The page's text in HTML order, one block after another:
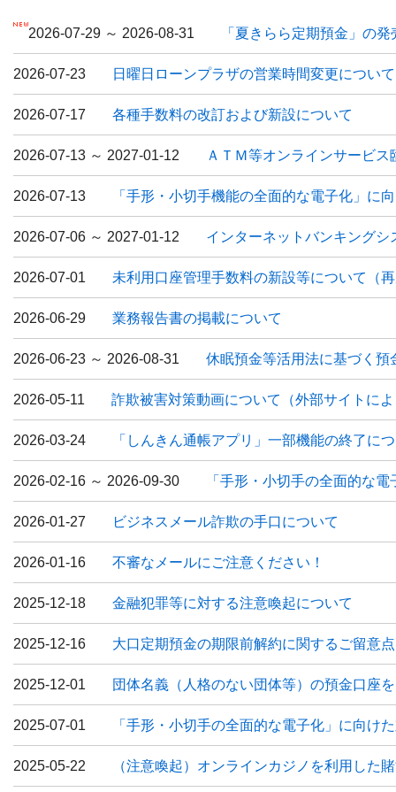
2026-07-29 ～ 2026-08-31 「夏きらら定期預金」の
2026-07-23 日曜日ローンプラザの営業時間変更について
2026-07-17 各種手数料の改訂および新設について
2026-07-13 ～ 2027-01-12 ＡＴＭ等オンラインサービ
2026-07-13 「手形・小切手機能の全面的な電子化」に
2026-07-06 ～ 2027-01-12 インターネットバンキング
2026-07-01 未利用口座管理手数料の新設等について（
2026-06-29 業務報告書の掲載について
2026-06-23 ～ 2026-08-31 休眠預金等活用法に基づく
2026-05-11 詐欺被害対策動画について（外部サイトに
2026-03-24 「しんきん通帳アプリ」一部機能の終了に
2026-02-16 ～ 2026-09-30 「手形・小切手の全面的な
2026-01-27 ビジネスメール詐欺の手口について
2026-01-16 不審なメールにご注意ください！
2025-12-18 金融犯罪等に対する注意喚起について
2025-12-16 大口定期預金の期限前解約に関するご留意点
2025-12-01 団体名義（人格のない団体等）の預金口座
2025-07-01 「手形・小切手の全面的な電子化」に向け
2025-05-22 （注意喚起）オンラインカジノを利用した